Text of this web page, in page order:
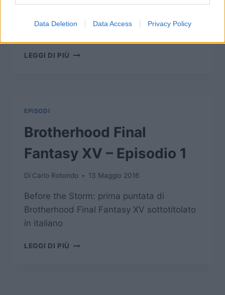
Data Deletion Data Access Privacy Policy
Dogged Runner: seconda puntata di
Brotherhood Final Fantasy XV sottotitolato
LEGGI DI PIÙ BROTHERHOOD
EPISODI
Brotherhood Final
Fantasy XV – Episodio 1
Di Carlo Rotondo 13 Maggio 2016
Before the Storm: prima puntata di
Brotherhood Final Fantasy XV sottotitolato
in italiano
LEGGI DI PIÙ BROTHERHOOD